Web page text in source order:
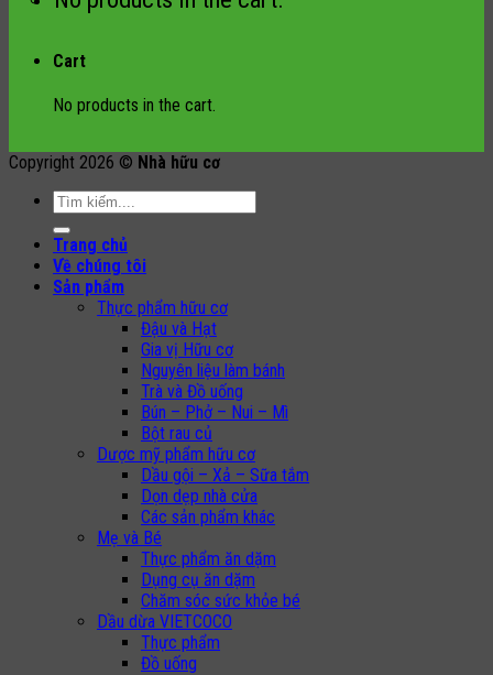
Cart
No products in the cart.
Copyright 2026 © Nhà hữu cơ
Search
Trang chủ
Về chúng tôi
Sản phẩm
Thực phẩm hữu cơ
Đậu và Hạt
Gia vị Hữu cơ
Nguyên liệu làm bánh
Trà và Đồ uống
Bún – Phở – Nui – Mì
Bột rau củ
Dược mỹ phẩm hữu cơ
Dầu gội – Xả – Sữa tắm
Dọn dẹp nhà cửa
Các sản phẩm khác
Mẹ và Bé
Thực phẩm ăn dặm
Dụng cụ ăn dặm
Chăm sóc sức khỏe bé
Dầu dừa VIETCOCO
Thực phẩm
Đồ uống